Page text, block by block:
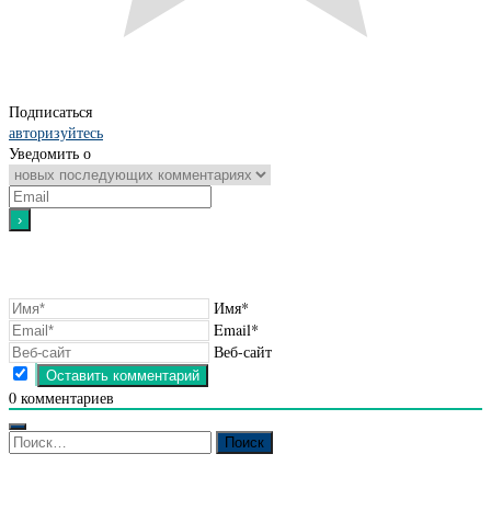
Подписаться
авторизуйтесь
Уведомить о
Имя*
Email*
Веб-сайт
0 комментариев
Найти: